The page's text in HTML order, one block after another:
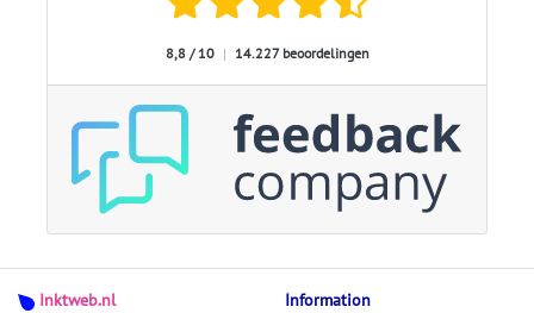
8,8 / 10 | 14.227 beoordelingen
Inktweb.nl
Information